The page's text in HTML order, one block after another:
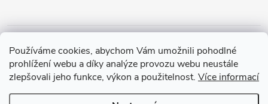
Používáme cookies, abychom Vám umožnili pohodlné
prohlížení webu a díky analýze provozu webu neustále
zlepšovali jeho funkce, výkon a použitelnost. Více informací
Zásady ochrany osobních údajů
Doprava a platba Tříletá záruka